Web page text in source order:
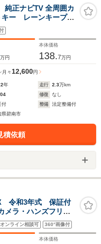
正ナビTV 全周囲カ
キー レーンキープア
ーキ
万円
本体価格
138.7万円
月々12,600円
年 走行 2.3万km
修復
なし
付 整備
法定整備付
県碧南市
積依頼
令和3年式 保証付
メラ・ハンズフリー
ュレーター・コーナ
ライト
オンライン相談可 360°画像付
本体価格